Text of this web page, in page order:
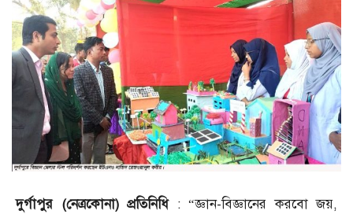
দুর্গাপুর (নেত্রকোনা) প্রতিনিধি : “জ্ঞান-বিজ্ঞানের করবো জয়,